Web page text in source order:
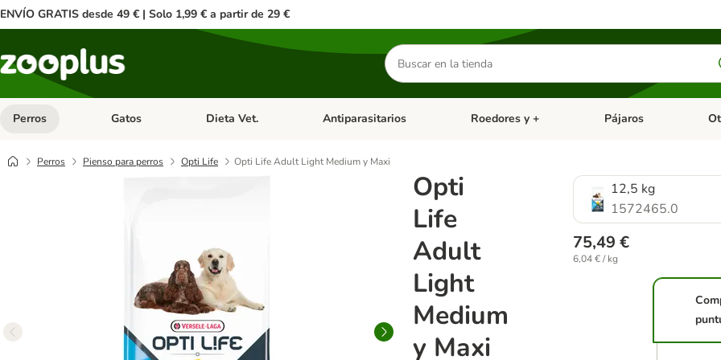
ENVÍO GRATIS desde 49 € | Solo 1,99 € a partir de 29 €
Buscar
productos
Perros Menú de categoria abierto: Perros
Gatos Menú de categoria abierto: Gatos
Dieta Vet. Menú de categoria abierto: Dieta Vet.
Antiparasitarios Menú de categoria abierto: Antiparasitarios
Roedores y + Menú de categoria
Pájaros
Perros Pienso para perros Opti Life Opti Life Adult Light Medium y Maxi
Opti
Life
Adult
Light
Medium
y Maxi
12,5 kg
1572465.0
75,49 €
6,04 € / kg